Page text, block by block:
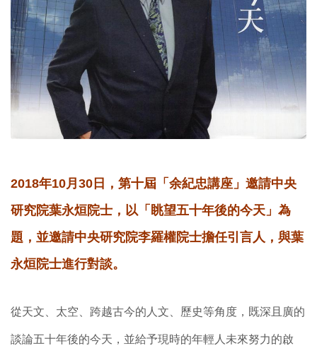
2018年10月30日，第十屆「余紀忠講座」邀請中央
研究院葉永烜院士，以「眺望五十年後的今天」為
題，並邀請中央研究院李羅權院士擔任引言人，與葉
永烜院士進行對談。
從天文、太空、跨越古今的人文、歷史等角度，既深且廣的
談論五十年後的今天，並給予現時的年輕人未來努力的啟